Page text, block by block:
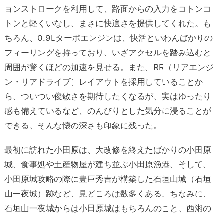
ョンストロークを利用して、路面からの入力をコトンコ
トンと軽くいなし、まさに快適さを提供してくれた。も
ちろん、0.9Lターボエンジンは、快活といわんばかりの
フィーリングを持っており、いざアクセルを踏み込むと
周囲が驚くほどの加速を見せる。また、RR（リアエンジ
ン・リアドライブ）レイアウトを採用していることか
ら、ついつい俊敏さを期待したくなるが、実はゆったり
感も備えているなど、のんびりとした気分に浸ることが
できる、そんな懐の深さも印象に残った。
最初に訪れた小田原は、大改修を終えたばかりの小田原
城、食事処や土産物屋が建ち並ぶ小田原漁港、そして、
小田原城攻略の際に豊臣秀吉が構築した石垣山城（石垣
山一夜城）跡など、見どころは数多くある。ちなみに、
石垣山一夜城からは小田原城はもちろんのこと、西湘の